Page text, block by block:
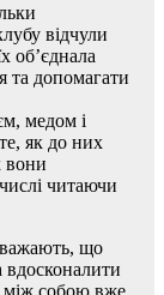
відчули
об’єднала
та допомагати
медом і
як до них
вони
читаючи
що
вдосконалити
між собою вже